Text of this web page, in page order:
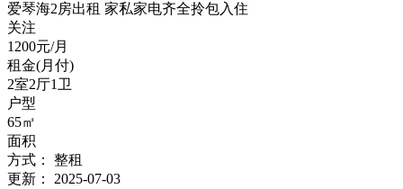
爱琴海2房出租 家私家电齐全拎包入住
关注
1200元/月
租金(月付)
2室2厅1卫
户型
65㎡
面积
方式：
整租
更新：
2025-07-03